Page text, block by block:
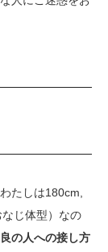
たしは180cm,
じ体型）なの
の人への接し方